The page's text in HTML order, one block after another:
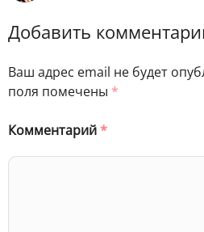
Добавить
Ваш адрес email не будет
поля помечены *
Комментарий*